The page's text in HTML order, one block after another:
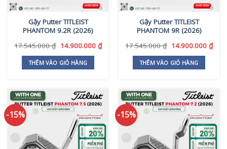
Gậy Putter TITLEIST
PHANTOM 9.2R (2026)
17.545.000₫ Giá
là:
17.545.000 ₫.
14.900.000 ₫Giá
THÊM VÀO GIỎ HÀNG
Gậy Putter TITLEIST
PHANTOM 9R (2026)
17.545.000₫ Giá
là:
17.545.000 ₫.
14.900.000 ₫Giá
THÊM VÀO GIỎ HÀNG
-15% -15%